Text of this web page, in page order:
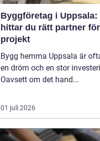
Byggföretag i Uppsala:
hittar du rätt partner
projekt
Bygg hemma Uppsala är
en dröm och en stor
Oavsett om det hand...
01 juli 2026